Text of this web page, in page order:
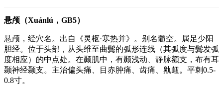
悬颅（Xuánlú，GB5）
悬颅，经穴名。出自《灵枢·寒热并》。别名髓空。属足少阳
胆经。位于头部，从头维至曲鬓的弧形连线（其弧度与鬓发弧
度相应）的中点处。在颞肌中，有颞浅动、静脉额支，布有耳
颞神经颞支。主治偏头痛、目赤肿痛、齿痛、鼽衄。平刺0.5-
0.8寸。